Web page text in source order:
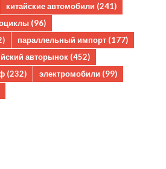
китайские автомобили (241)
(96)
параллельный импорт (177)
авторынок (452)
(232) электромобили (99)